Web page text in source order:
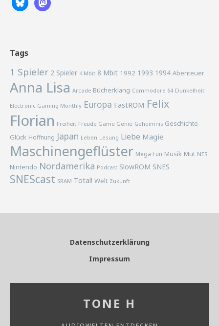
Tags
1 Spieler 2 Spieler 4 Mbit 8 Mbit 1992 1993 1994 Abenteuer
Anna Lisa Arcade Bücherklang Commodore 64 Dunkelheit
Electronic Gaming Monthly Europa FastROM Felix
Florian Freiheit Freude Game Genie Geheimnis Geschichte
Glück Hoffnung Japan Leben Lesung Liebe Magie
Maschinengeflüster Mega Fun Musik Mut NES
Nintendo Nordamerika Podcast SlowROM SNES
SNEScast SRAM Total! Welt Zukunft
Datenschutzerklärung
Impressum
TONE H